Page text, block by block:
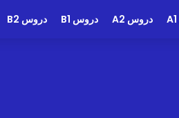
دروس A2 دروس B1 دروس B2